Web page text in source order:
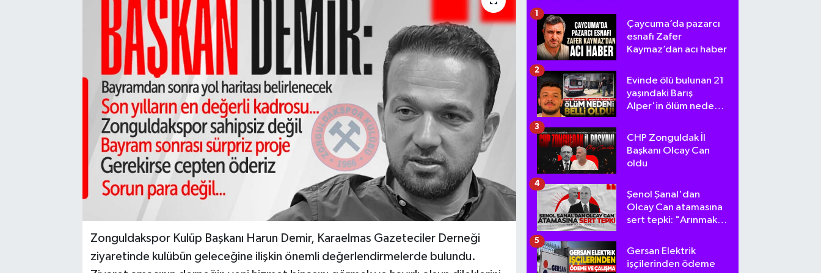
Zonguldakspor Kulüp Başkanı Harun Demir, Karaelmas Gazeteciler Derneği
ziyaretinde kulübün geleceğine ilişkin önemli değerlendirmelerde bulundu.
Çaycuma’da pazarcı
esnafı Zafer
Kaymaz’dan acı haber
1
Evinde ölü bulunan 21
yaşındaki Barış
Alper'in ölüm nedeni
2
CHP Zonguldak İl
Başkanı Olcay Can
oldu
3
Şenol Şanal'dan
Olcay Can atamasına
sert tepki: "Arınmak
gerek!"
4
Gersan Elektrik
işçilerinden ödeme
5